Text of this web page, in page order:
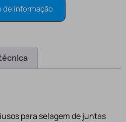
de informação
para selagem de juntas